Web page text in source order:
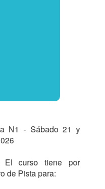
N1 - Sábado 21 y
El curso tiene por
de Pista para: